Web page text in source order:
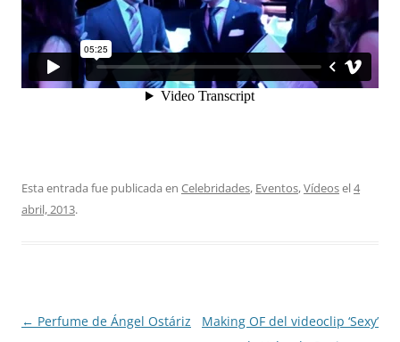
Esta entrada fue publicada en Celebridades, Eventos,Vídeosel4
abril, 2013.
Navegación
← Perfume de Ángel Ostáriz
Making OF del videoclip ‘Sexy’